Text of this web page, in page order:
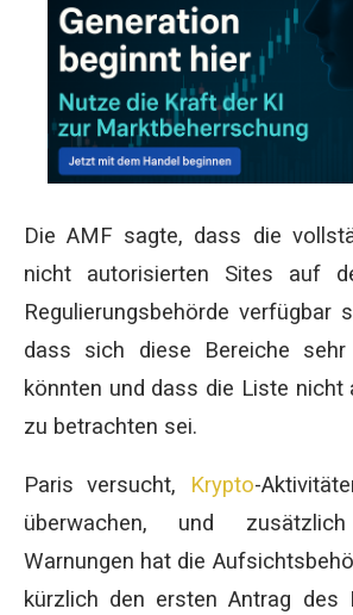
Die AMF sagte, dass die
nicht autorisierten Sites auf
Regulierungsbehörde verfügbar
dass sich diese Bereiche sehr
könnten und dass die Liste nicht
zu betrachten sei.
Paris versucht, Krypto-
überwachen, und
Warnungen hat die
kürzlich den ersten Antrag des